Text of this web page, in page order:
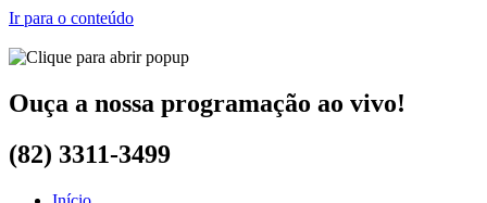
Ir para o conteúdo
Ouça a nossa programação ao vivo!
(82) 3311-3499